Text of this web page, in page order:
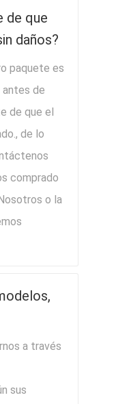
de que
daños?
paquete es
antes de
de que el
de lo
comprado
o la
a través
sus